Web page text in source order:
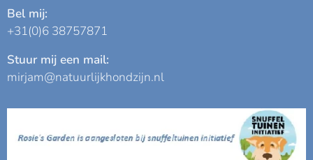
Bel mij:
+31(0)6 38757871
Stuur mij een mail:
mirjam@natuurlijkhondzijn.nl